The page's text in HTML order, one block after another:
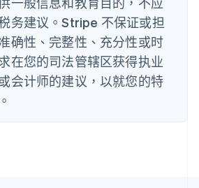
务建议。Stripe 不保证或担
确性、完整性、充分性或时
在您的司法管辖区获得执业
会计师的建议，以就您的特